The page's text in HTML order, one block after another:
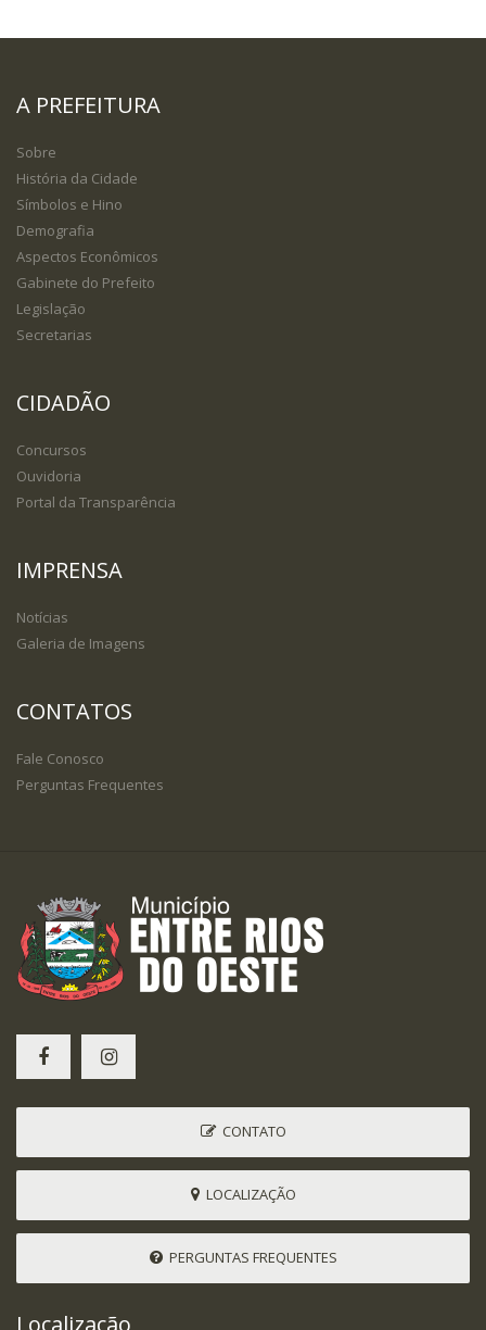
A PREFEITURA
Sobre
História da Cidade
Símbolos e Hino
Demografia
Aspectos Econômicos
Gabinete do Prefeito
Legislação
Secretarias
CIDADÃO
Concursos
Ouvidoria
Portal da Transparência
IMPRENSA
Notícias
Galeria de Imagens
CONTATOS
Fale Conosco
Perguntas Frequentes
CONTATO
LOCALIZAÇÃO
PERGUNTAS FREQUENTES
Localização